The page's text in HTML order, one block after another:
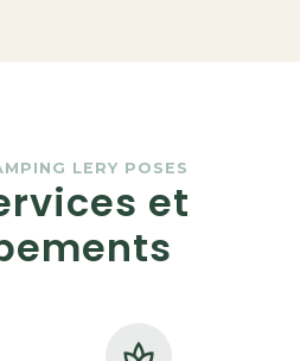
LERY POSES
et